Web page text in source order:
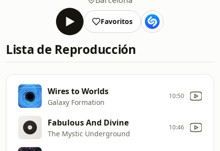
Favoritos
Lista de Reproducción
Wires to Worlds
Galaxy Formation
10:50
Fabulous And Divine
The Mystic Underground
10:46